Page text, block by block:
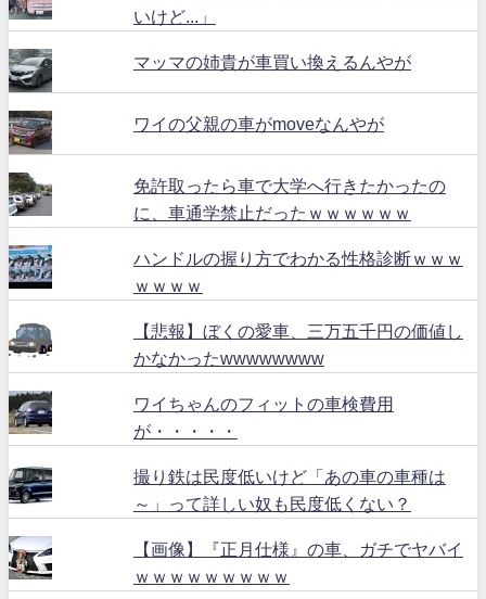
いけど...」
マッマの姉貴が車買い換えるんやが
ワイの父親の車がmoveなんやが
免許取ったら車で大学へ行きたかったの
に、車通学禁止だったｗｗｗｗｗｗ
ハンドルの握り方でわかる性格診断ｗｗｗ
ｗｗｗｗ
【悲報】ぼくの愛車、三万五千円の価値し
かなかったwwwwwwww
ワイちゃんのフィットの車検費用
が・・・・・
撮り鉄は民度低いけど「あの車の車種は
～」って詳しい奴も民度低くない？
【画像】『正月仕様』の車、ガチでヤバイ
ｗｗｗｗｗｗｗｗｗ